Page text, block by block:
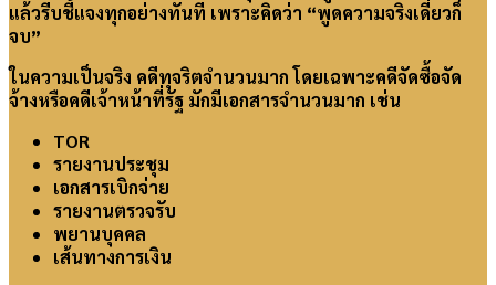
แล้วรีบชี้แจงทุกอย่างทันที เพราะคิดว่า “พูดความจริงเดี๋ยวก็
จบ”
ในความเป็นจริง คดีทุจริตจำนวนมาก โดยเฉพาะคดีจัดซื้อจัด
จ้างหรือคดีเจ้าหน้าที่รัฐ มักมีเอกสารจำนวนมาก เช่น
TOR
รายงานประชุม
เอกสารเบิกจ่าย
รายงานตรวจรับ
พยานบุคคล
เส้นทางการเงิน